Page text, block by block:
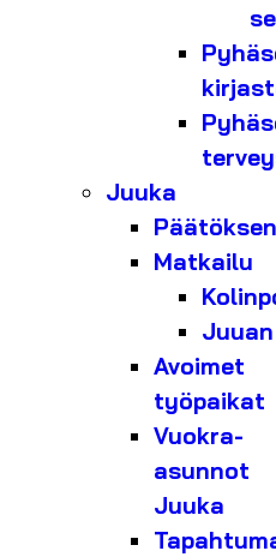
Juuka
Matkailu
Avoimet
työpaikat
Vuokra-
asunnot
Juuka